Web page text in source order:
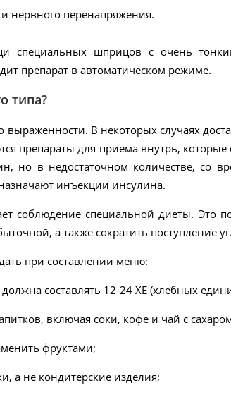
нервного перенапряжения.
шприцов с очень
препарат в автоматическом режиме.
типа?
выраженности. В некоторых случаях
препараты для приема внутрь,
но в недостаточном количестве, со
инъекции инсулина.
соблюдение специальной диеты. Это
а также сократить поступление
при составлении меню:
составлять 12-24 ХЕ (хлебных
включая соки, кофе и чай с
фруктами;
а не кондитерские изделия;